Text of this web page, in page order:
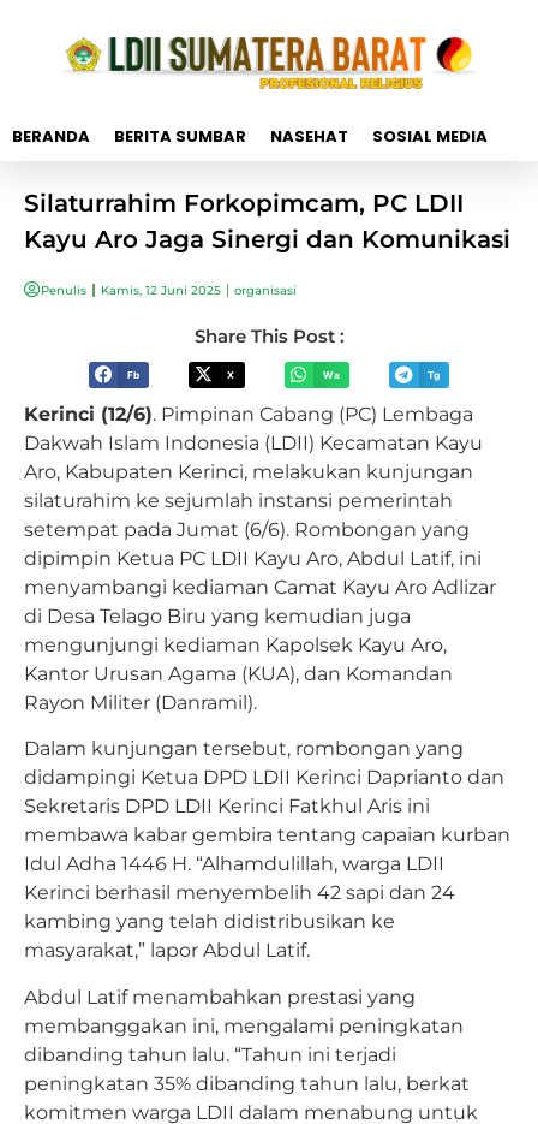
BERANDA BERITA SUMBAR NASEHAT SOSIAL MEDIA
Silaturrahim Forkopimcam, PC LDII
Kayu Aro Jaga Sinergi dan Komunikasi
Penulis Kamis, 12 Juni 2025 organisasi
Share This Post :
Fb X Wa Tg
Kerinci (12/6). Pimpinan Cabang (PC) Lembaga
Dakwah Islam Indonesia (LDII) Kecamatan Kayu
Aro, Kabupaten Kerinci, melakukan kunjungan
silaturahim ke sejumlah instansi pemerintah
setempat pada Jumat (6/6). Rombongan yang
dipimpin Ketua PC LDII Kayu Aro, Abdul Latif, ini
menyambangi kediaman Camat Kayu Aro Adlizar
di Desa Telago Biru yang kemudian juga
mengunjungi kediaman Kapolsek Kayu Aro,
Kantor Urusan Agama (KUA), dan Komandan
Rayon Militer (Danramil).
Dalam kunjungan tersebut, rombongan yang
didampingi Ketua DPD LDII Kerinci Daprianto dan
Sekretaris DPD LDII Kerinci Fatkhul Aris ini
membawa kabar gembira tentang capaian kurban
Idul Adha 1446 H. “Alhamdulillah, warga LDII
Kerinci berhasil menyembelih 42 sapi dan 24
kambing yang telah didistribusikan ke
masyarakat,” lapor Abdul Latif.
Abdul Latif menambahkan prestasi yang
membanggakan ini, mengalami peningkatan
dibanding tahun lalu. “Tahun ini terjadi
peningkatan 35% dibanding tahun lalu, berkat
komitmen warga LDII dalam menabung untuk